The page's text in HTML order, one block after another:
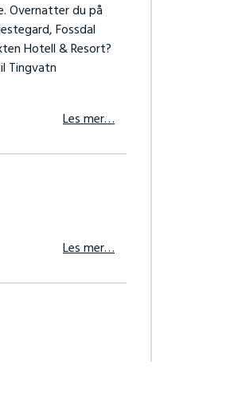
Overnatter du på
Fossdal
Hotell & Resort?
Tingvatn
Les mer…
Les mer…